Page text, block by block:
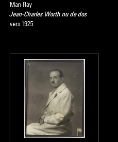
Man Ray
Jean-Charles Worth nu de dos
vers 1925